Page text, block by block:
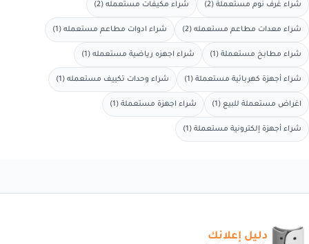
شراء غرف نوم مستعملة (2) شراء مكيفات مستعمله (2)
شراء معدات مطاعم مستعمله (2) شراء ادوات مطاعم مستعمله (1)
شراء مطابخ مستعملة (1) شراء اجهزه رياضية مستعمله (1)
شراء أجهزة كهربائية مستعملة (1) شراء وحدات تكييف مستعمله (1)
اغراض مستعملة للبيع (1) شراء اجهزة مستعملة (1)
شراء أجهزة إلكترونية مستعملة (1)
دليل إعلانك